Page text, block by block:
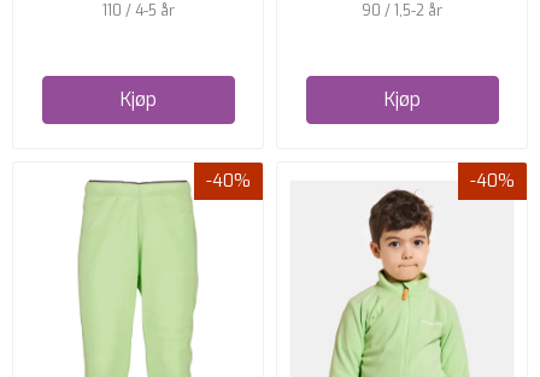
110 / 4-5 år
Kjøp
90 / 1,5-2 år
Kjøp
-40% -40%